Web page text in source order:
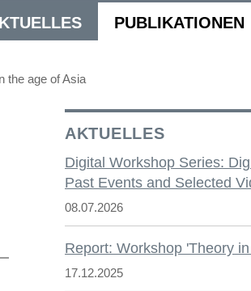
PUBLIKATIONEN
the age of Asia
AKTUELLES
Digital Workshop Series:
Past Events and Selected
08.07.2026
Report: Workshop 'Theory
17.12.2025